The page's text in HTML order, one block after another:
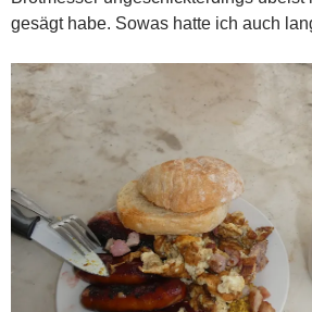
gesägt habe. Sowas hatte ich auch